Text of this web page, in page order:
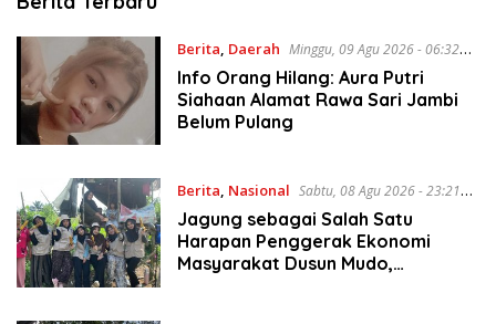
Berita, Daerah Minggu, 09 Agu 2026 - 06:32
WIB
Info Orang Hilang: Aura Putri
Siahaan Alamat Rawa Sari Jambi
Belum Pulang
Berita, Nasional Sabtu, 08 Agu 2026 - 23:21
WIB
Jagung sebagai Salah Satu
Harapan Penggerak Ekonomi
Masyarakat Dusun Mudo,